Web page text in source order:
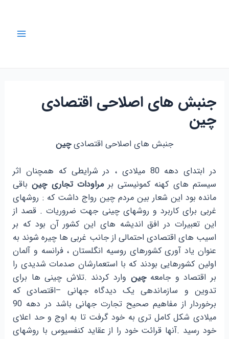
جنبش های اصلاحی اقتصادی
چین
جنبش های اصلاحی اقتصادیچین
در ابتدای دهه 80 میلادی ، در شرایطی که همچنان اثر
سیستم های کهنه کمونیستی برمراودات تجاری چینباقی
مانده بود این شعار بین مردم چین رواج داشت که : روشهای
غربی برای کاربرد و روشهای چینی جهت ضروریات . قصد از
این تعبیرات در افق اندیشه های این کشور آن بود که بر
اسیب های اقتصادی احتمالی از جانب غربی ها چیره شوند به
عنوان یاد آوری کشورهای روسیه انگلستان ، فرانسه و آلمان
اولین کشورهایی بودند که با استعمارشان صدمات شدیدی را
بر اقتصاد و جامعهچین وارد کردند .تلاش چینی ها برای
تدوین و سازماندهی یک دیدگاه جهانی –اقتصادی که
برخوردار از مفاهیم صحیح تجارت جهانی باشد در دهه 90
میلادی شکل کامل تری به خود گرفت تا به اوج و حد اعلای
خود رسید .آنها قرائت خود را از عقاید کنفسیوس با روشهای